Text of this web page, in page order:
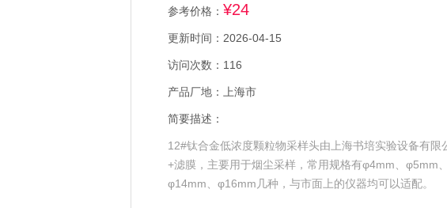
参考价格： ¥24
更新时间：2026-04-15
访问次数：116
产品厂地：上海市
简要描述：
12#钛合金低浓度颗粒物采样头由上海书培实验设备有
+滤膜，主要用于烟尘采样，常用规格有φ4mm、φ5mm
φ14mm、φ16mm几种，与市面上的仪器均可以适配。